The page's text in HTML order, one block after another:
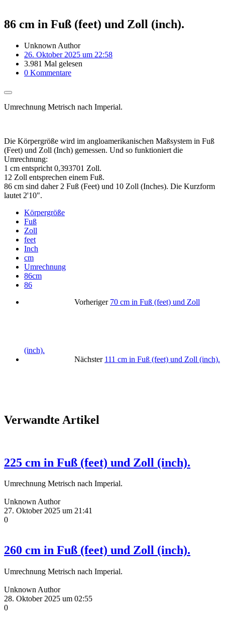
86 cm in Fuß (feet) und Zoll (inch).
Unknown Author
26. Oktober 2025 um 22:58
3.981 Mal gelesen
0 Kommentare
Umrechnung Metrisch nach Imperial.
Die Körpergröße wird im angloamerikanischen Maßsystem in Fuß
(Feet) und Zoll (Inch) gemessen. Und so funktioniert die
Umrechnung:
1 cm entspricht 0,393701 Zoll.
12 Zoll entsprechen einem Fuß.
86 cm sind daher 2 Fuß (Feet) und 10 Zoll (Inches). Die Kurzform
lautet 2'10".
Körpergröße
Fuß
Zoll
feet
Inch
cm
Umrechnung
86cm
86
Vorheriger 70 cm in Fuß (feet) und Zoll
(inch).
Nächster 111 cm in Fuß (feet) und Zoll (inch).
Verwandte Artikel
225 cm in Fuß (feet) und Zoll (inch).
Umrechnung Metrisch nach Imperial.
Unknown Author
27. Oktober 2025 um 21:41
0
260 cm in Fuß (feet) und Zoll (inch).
Umrechnung Metrisch nach Imperial.
Unknown Author
28. Oktober 2025 um 02:55
0